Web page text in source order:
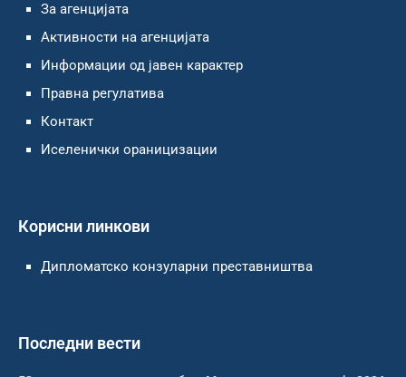
За агенцијата
Активности на агенцијата
Информации од јавен карактер
Правна регулатива
Контакт
Иселенички ораницизации
Корисни линкови
Дипломатско конзуларни преставништва
Последни вести